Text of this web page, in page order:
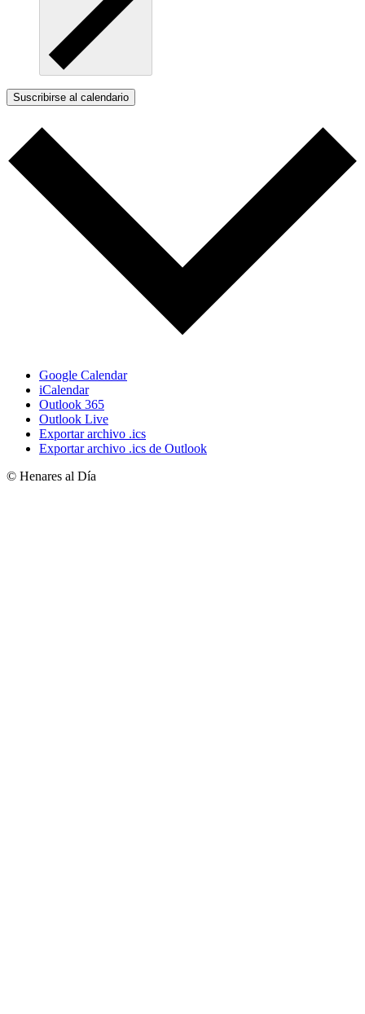
Suscribirse al calendario
Google Calendar
iCalendar
Outlook 365
Outlook Live
Exportar archivo .ics
Exportar archivo .ics de Outlook
© Henares al Día